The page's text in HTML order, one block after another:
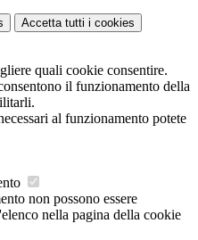
Accetta tutti i cookies
quali cookie consentire.
il funzionamento della
al funzionamento potete
non possono essere
nella pagina della cookie